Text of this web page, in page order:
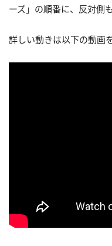
ーズ」の順番に、反対側も
詳しい動きは以下の動画